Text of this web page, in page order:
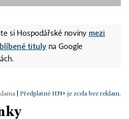
si Hospodářské noviny mezi
tituly na Google
Předplatné HN+ je zcela bez reklam.